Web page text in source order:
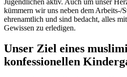
kümmern wir uns neben dem Arbeits-/
ehrenamtlich und sind bedacht, alles
Gewissen zu erledigen.
Unser Ziel eines
konfessionellen